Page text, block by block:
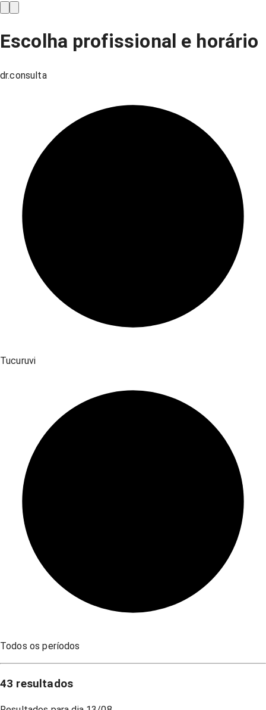
Escolha profissional e horário
dr.consulta
Tucuruvi
Todos os períodos
43 resultados